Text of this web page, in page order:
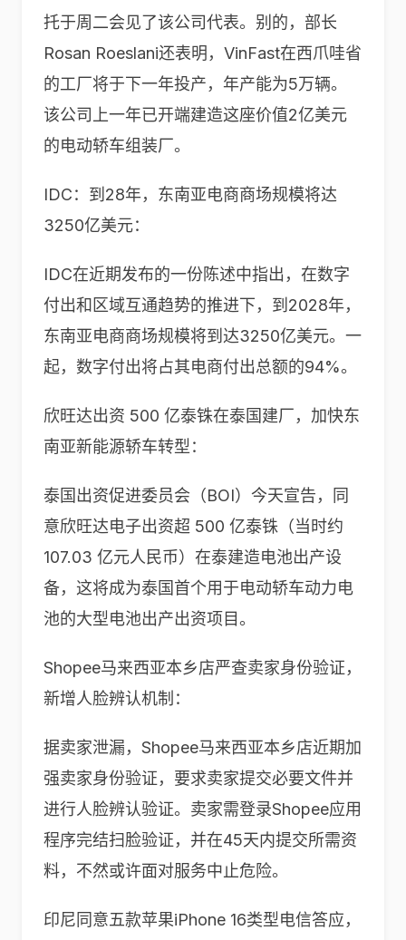
托于周二会见了该公司代表。别的，部长
Rosan Roeslani还表明，VinFast在西爪哇省
的工厂将于下一年投产，年产能为5万辆。
该公司上一年已开端建造这座价值2亿美元
的电动轿车组装厂。
IDC：到28年，东南亚电商商场规模将达
3250亿美元：
IDC在近期发布的一份陈述中指出，在数字
付出和区域互通趋势的推进下，到2028年，
东南亚电商商场规模将到达3250亿美元。一
起，数字付出将占其电商付出总额的94%。
欣旺达出资 500 亿泰铢在泰国建厂，加快东
南亚新能源轿车转型：
泰国出资促进委员会（BOI）今天宣告，同
意欣旺达电子出资超 500 亿泰铢（当时约
107.03 亿元人民币）在泰建造电池出产设
备，这将成为泰国首个用于电动轿车动力电
池的大型电池出产出资项目。
Shopee马来西亚本乡店严查卖家身份验证，
新增人脸辨认机制：
据卖家泄漏，Shopee马来西亚本乡店近期加
强卖家身份验证，要求卖家提交必要文件并
进行人脸辨认验证。卖家需登录Shopee应用
程序完结扫脸验证，并在45天内提交所需资
料，不然或许面对服务中止危险。
印尼同意五款苹果iPhone 16类型电信答应，